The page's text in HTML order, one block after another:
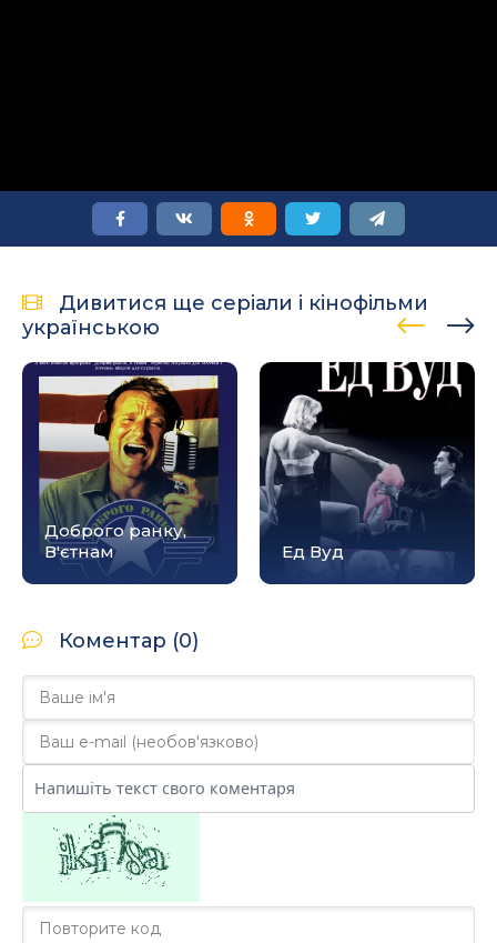
Дивитися ще серіали і кінофільми
українською
Доброго ранку,
В'єтнам
Ед Вуд
Коментар (0)